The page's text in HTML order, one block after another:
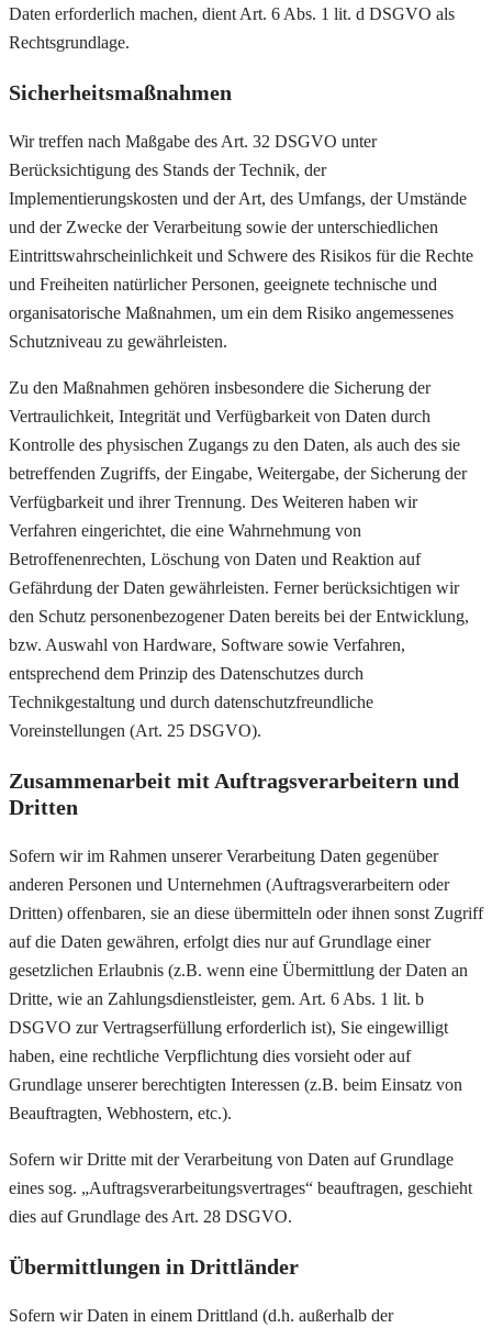
Daten erforderlich machen, dient Art. 6 Abs. 1 lit. d DSGVO als
Rechtsgrundlage.
Sicherheitsmaßnahmen
Wir treffen nach Maßgabe des Art. 32 DSGVO unter
Berücksichtigung des Stands der Technik, der
Implementierungskosten und der Art, des Umfangs, der Umstände
und der Zwecke der Verarbeitung sowie der unterschiedlichen
Eintrittswahrscheinlichkeit und Schwere des Risikos für die Rechte
und Freiheiten natürlicher Personen, geeignete technische und
organisatorische Maßnahmen, um ein dem Risiko angemessenes
Schutzniveau zu gewährleisten.
Zu den Maßnahmen gehören insbesondere die Sicherung der
Vertraulichkeit, Integrität und Verfügbarkeit von Daten durch
Kontrolle des physischen Zugangs zu den Daten, als auch des sie
betreffenden Zugriffs, der Eingabe, Weitergabe, der Sicherung der
Verfügbarkeit und ihrer Trennung. Des Weiteren haben wir
Verfahren eingerichtet, die eine Wahrnehmung von
Betroffenenrechten, Löschung von Daten und Reaktion auf
Gefährdung der Daten gewährleisten. Ferner berücksichtigen wir
den Schutz personenbezogener Daten bereits bei der Entwicklung,
bzw. Auswahl von Hardware, Software sowie Verfahren,
entsprechend dem Prinzip des Datenschutzes durch
Technikgestaltung und durch datenschutzfreundliche
Voreinstellungen (Art. 25 DSGVO).
Zusammenarbeit mit Auftragsverarbeitern und
Dritten
Sofern wir im Rahmen unserer Verarbeitung Daten gegenüber
anderen Personen und Unternehmen (Auftragsverarbeitern oder
Dritten) offenbaren, sie an diese übermitteln oder ihnen sonst Zugriff
auf die Daten gewähren, erfolgt dies nur auf Grundlage einer
gesetzlichen Erlaubnis (z.B. wenn eine Übermittlung der Daten an
Dritte, wie an Zahlungsdienstleister, gem. Art. 6 Abs. 1 lit. b
DSGVO zur Vertragserfüllung erforderlich ist), Sie eingewilligt
haben, eine rechtliche Verpflichtung dies vorsieht oder auf
Grundlage unserer berechtigten Interessen (z.B. beim Einsatz von
Beauftragten, Webhostern, etc.).
Sofern wir Dritte mit der Verarbeitung von Daten auf Grundlage
eines sog. „Auftragsverarbeitungsvertrages“ beauftragen, geschieht
dies auf Grundlage des Art. 28 DSGVO.
Übermittlungen in Drittländer
Sofern wir Daten in einem Drittland (d.h. außerhalb der